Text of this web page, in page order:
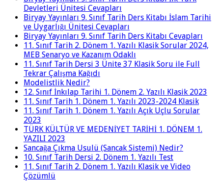
Devletleri Ünitesi Cevapları
Biryay Yayınları 9. Sınıf Tarih Ders Kitabı İslam Tarihi
ve Uygarlığı Ünitesi Cevapları
Biryay Yayınları 9. Sınıf Tarih Ders Kitabı Cevapları
11. Sınıf Tarih 2. Dönem 1. Yazılı Klasik Sorular 2024,
MEB Senaryo ve Kazanım Odaklı
11. Sınıf Tarih Dersi 3 Ünite 37 Klasik Soru ile Full
Tekrar Çalışma Kağıdı
Modelistlik Nedir?
12. Sınıf İnkılap Tarihi 1. Dönem 2. Yazılı Klasik 2023
11. Sınıf Tarih 1. Dönem 1. Yazılı 2023-2024 Klasik
11. Sınıf Tarih 1. Dönem 1. Yazılı Açık Uçlu Sorular
2023
TÜRK KÜLTÜR VE MEDENİYET TARİHİ 1. DÖNEM 1.
YAZILI 2023
Sancağa Çıkma Usulü (Sancak Sistemi) Nedir?
10. Sınıf Tarih Dersi 2. Dönem 1. Yazılı Test
11. Sınıf Tarih 2. Dönem 1. Yazılı Klasik ve Video
Çözümlü